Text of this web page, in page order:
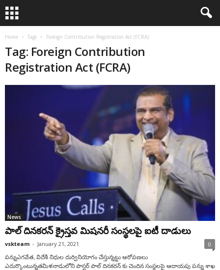
Home Tags Foreign Contribution Registration Act (FCRA)
Tag: Foreign Contribution
Registration Act (FCRA)
News
పాల్ దిన‌క‌ర‌న్ క్రైస్త‌వ మిష‌న‌రీ సంస్థ‌ల‌పై ఐటీ దాడులు
vskteam - January 21, 2021 0
పన్నుఎగవేత, విదేశీ నిధుల దుర్వినియోగం చేస్తున్న‌ట్టు ఆరోపణలు
ఎదుర్కొంటున్నత‌మిళ‌నాడులోని పాస్ట‌ర్ పాల్ దినకరన్ కు చెందిన సంస్థ‌ల‌పై ఆదాయపు పన్ను శాఖ